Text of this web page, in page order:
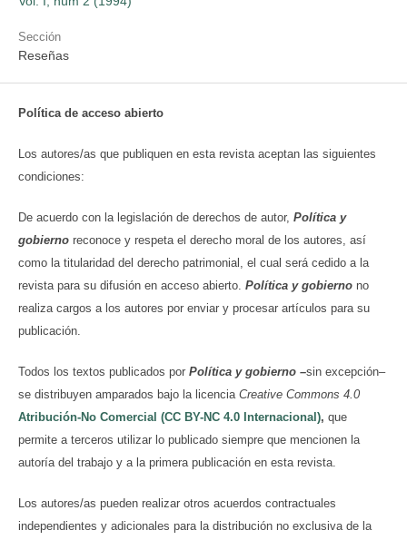
Sección
Reseñas
Política de acceso abierto
Los autores/as que publiquen en esta revista aceptan las siguientes
condiciones:
De acuerdo con la legislación de derechos de autor, Política y
gobierno reconoce y respeta el derecho moral de los autores, así
como la titularidad del derecho patrimonial, el cual será cedido a la
revista para su difusión en acceso abierto. Política y gobierno no
realiza cargos a los autores por enviar y procesar artículos para su
publicación.
Todos los textos publicados por Política y gobierno –sin excepción–
se distribuyen amparados bajo la licencia Creative Commons 4.0
Atribución-No Comercial (CC BY-NC 4.0 Internacional), que
permite a terceros utilizar lo publicado siempre que mencionen la
autoría del trabajo y a la primera publicación en esta revista.
Los autores/as pueden realizar otros acuerdos contractuales
independientes y adicionales para la distribución no exclusiva de la